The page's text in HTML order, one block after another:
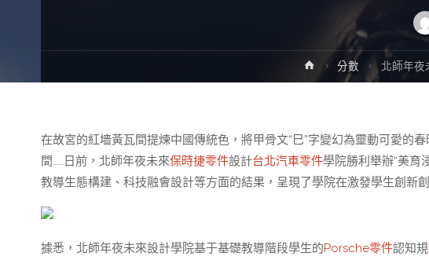
Home分數 北師年夜
在故宮的紅墻黃瓦間提煉中國傳統色，將甲骨文“巳”字變幻為靈動可愛的
間……日前，北師年夜未來保時捷零件設計台北汽車零件學院勝利舉辦“美育
教導生態構建、科技融會設計等方面的結果，呈現了學院在激發學生創新
據悉，北師年夜未來設計學院基于基礎教導階段學生的Porsche零件認知規